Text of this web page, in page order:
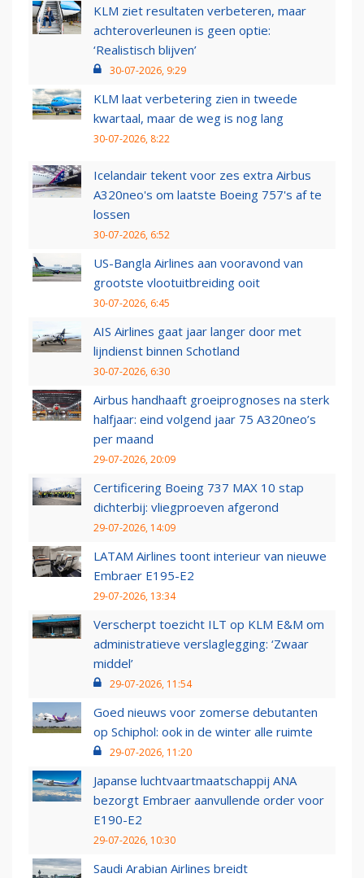
KLM ziet resultaten verbeteren, maar
achteroverleunen is geen optie:
‘Realistisch blijven’
30-07-2026, 9:29
KLM laat verbetering zien in tweede
kwartaal, maar de weg is nog lang
30-07-2026, 8:22
Icelandair tekent voor zes extra Airbus
A320neo's om laatste Boeing 757's af te
lossen
30-07-2026, 6:52
US-Bangla Airlines aan vooravond van
grootste vlootuitbreiding ooit
30-07-2026, 6:45
AIS Airlines gaat jaar langer door met
lijndienst binnen Schotland
30-07-2026, 6:30
Airbus handhaaft groeiprognoses na sterk
halfjaar: eind volgend jaar 75 A320neo’s
per maand
29-07-2026, 20:09
Certificering Boeing 737 MAX 10 stap
dichterbij: vliegproeven afgerond
29-07-2026, 14:09
LATAM Airlines toont interieur van nieuwe
Embraer E195-E2
29-07-2026, 13:34
Verscherpt toezicht ILT op KLM E&M om
administratieve verslaglegging: ‘Zwaar
middel’
29-07-2026, 11:54
Goed nieuws voor zomerse debutanten
op Schiphol: ook in de winter alle ruimte
29-07-2026, 11:20
Japanse luchtvaartmaatschappij ANA
bezorgt Embraer aanvullende order voor
E190-E2
29-07-2026, 10:30
Saudi Arabian Airlines breidt